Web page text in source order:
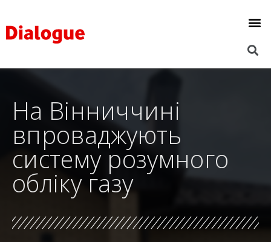
На Вінниччині
впроваджують
систему розумного
обліку газу